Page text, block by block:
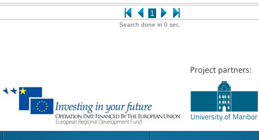
1
Search done in 0 sec.